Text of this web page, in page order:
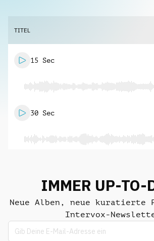
TITEL
15 Sec
30 Sec
IMMER UP-TO-
Neue Alben, neue
Intervox-